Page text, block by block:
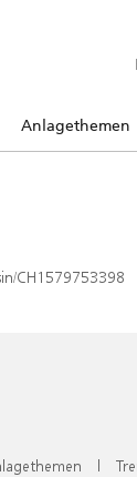
Anlagethemen
CH1579753398
|